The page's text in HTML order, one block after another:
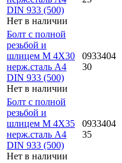
DIN 933 (500)
Нет в наличии
Болт с полной
резьбой и
шлицем M 4Х30
нерж.сталь A4
DIN 933 (500)
Нет в наличии
0933404
30
Болт с полной
резьбой и
шлицем M 4Х35
нерж.сталь A4
DIN 933 (500)
Нет в наличии
0933404
35